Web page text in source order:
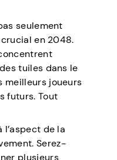
seulement
crucial en 2048.
tuiles dans le
meilleurs joueurs
futurs. Tout
l’aspect de la
Serez-
plusieurs